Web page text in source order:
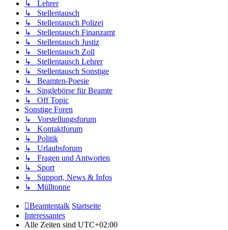
↳ Lehrer
↳ Stellentausch
↳ Stellentausch Polizei
↳ Stellentausch Finanzamt
↳ Stellentausch Justiz
↳ Stellentausch Zoll
↳ Stellentausch Lehrer
↳ Stellentausch Sonstige
↳ Beamten-Poesie
↳ Singlebörse für Beamte
↳ Off Topic
Sonstige Foren
↳ Vorstellungsforum
↳ Kontaktforum
↳ Politik
↳ Urlaubsforum
↳ Fragen und Antworten
↳ Sport
↳ Support, News & Infos
↳ Mülltonne
Beamtentalk Startseite
Interessantes
Alle Zeiten sind UTC+02:00